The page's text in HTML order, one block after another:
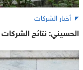
أخبار الشركات
الحسيني: نتائج الشركات